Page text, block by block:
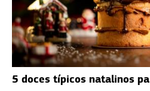
5 doces típicos natalinos